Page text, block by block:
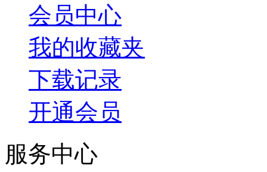
会员中心
我的收藏夹
下载记录
开通会员
服务中心